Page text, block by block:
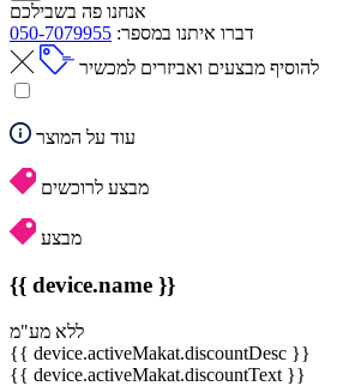
אנחנו פה בשבילכם
דברו איתנו במספר: 050-7079955
להוסיף מבצעים ואביזרים למכשיר
עוד על המוצר
מבצע לרוכשים
מבצע
{{ device.name }}
ללא מע"מ
{{ device.activeMakat.discountDesc }}
{{ device.activeMakat.discountText }}